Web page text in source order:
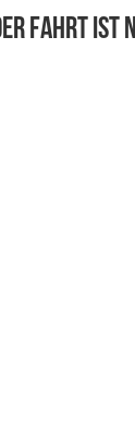
Fahrt ist